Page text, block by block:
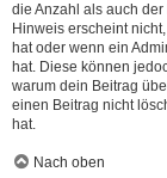
die Anzahl als auch
Hinweis erscheint
hat oder wenn ein
hat. Diese können
warum dein Beitrag
einen Beitrag nicht
hat.
Nach oben